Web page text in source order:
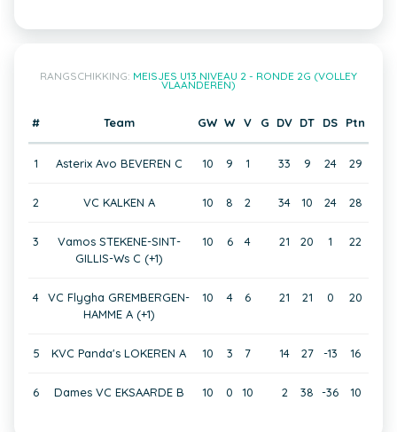
RANGSCHIKKING: MEISJES U13 NIVEAU 2 - RONDE 2G (VOLLEY
VLAANDEREN)
# Team GW W V G DV DT DS Ptn
1 Asterix Avo BEVEREN C 10 9 1 33 9 24 29
2 VC KALKEN A 10 8 2 34 10 24 28
3
Vamos STEKENE-SINT-
GILLIS-Ws C (+1)
10 6 4 21 20 1 22
4
VC Flygha GREMBERGEN-
HAMME A (+1)
10 4 6 21 21 0 20
5 KVC Panda's LOKEREN A 10 3 7 14 27 -13 16
6 Dames VC EKSAARDE B 10 0 10 2 38 -36 10